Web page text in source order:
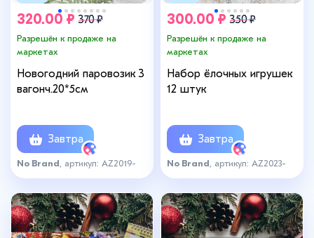
320.00 ₽ 370 ₽
Разрешён к продаже на
маркетах
Новогодний паровозик 3
вагонч.20*5см
Завтра
No Brand , артикул: AZ2019-
1057красн
300.00 ₽ 350 ₽
Разрешён к продаже на
маркетах
Набор ёлочных игрушек
12 штук
Завтра
No Brand , артикул: AZ2023-
1700